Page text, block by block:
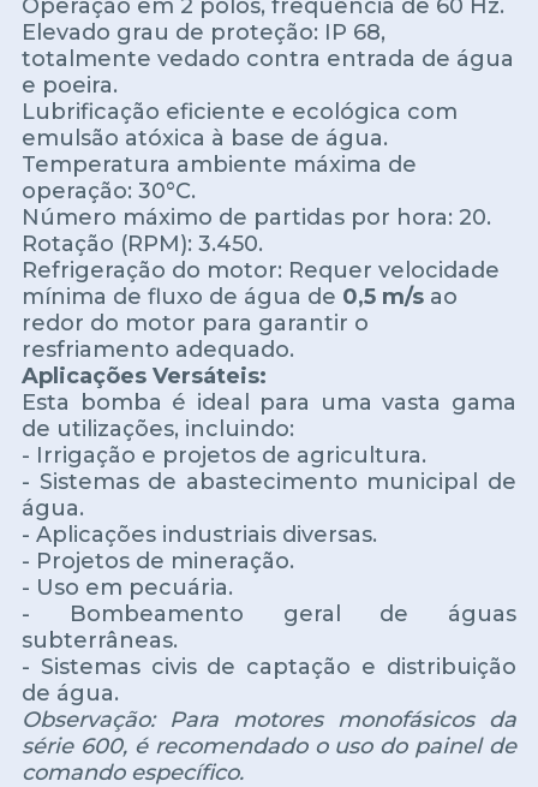
Operação em 2 polos, frequência de 60 Hz.
Elevado grau de proteção: IP 68,
totalmente vedado contra entrada de água
e poeira.
Lubrificação eficiente e ecológica com
emulsão atóxica à base de água.
Temperatura ambiente máxima de
operação: 30°C.
Número máximo de partidas por hora: 20.
Rotação (RPM): 3.450.
Refrigeração do motor: Requer velocidade
mínima de fluxo de água de 0,5 m/s ao
redor do motor para garantir o
resfriamento adequado.
Aplicações Versáteis:
Esta bomba é ideal para uma vasta gama
de utilizações, incluindo:
- Irrigação e projetos de agricultura.
- Sistemas de abastecimento municipal de
água.
- Aplicações industriais diversas.
- Projetos de mineração.
- Uso em pecuária.
- Bombeamento geral de águas
subterrâneas.
- Sistemas civis de captação e distribuição
de água.
Observação: Para motores monofásicos da
série 600, é recomendado o uso do painel de
comando específico.